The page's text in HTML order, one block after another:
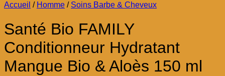
Accueil / Homme / Soins Barbe & Cheveux
Santé Bio FAMILY
Conditionneur Hydratant
Mangue Bio & Aloès 150 ml